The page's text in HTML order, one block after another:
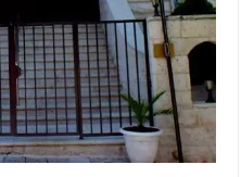
الملك
القاضي محمود أحمد
عارف بيك